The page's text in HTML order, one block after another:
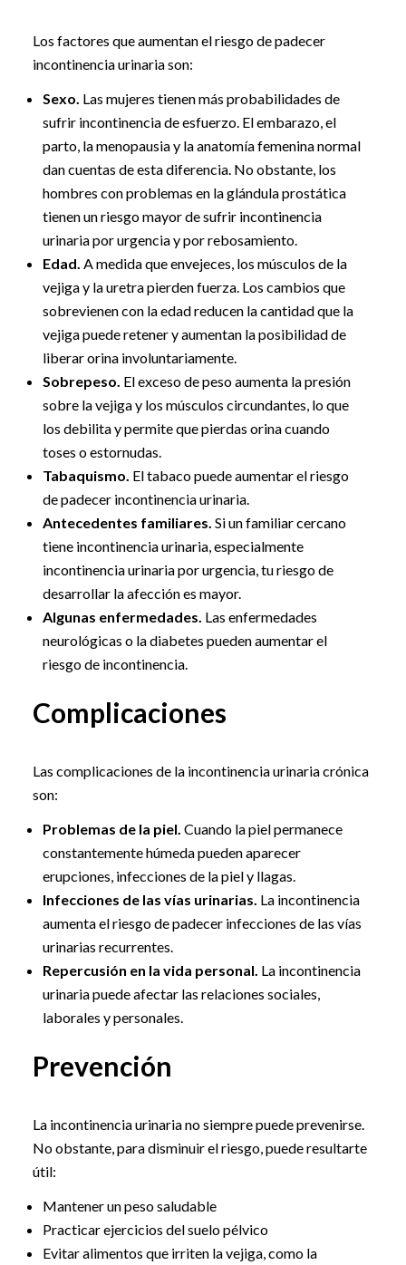
Los factores que aumentan el riesgo de padecer
incontinencia urinaria son:
Sexo. Las mujeres tienen más probabilidades de
sufrir incontinencia de esfuerzo. El embarazo, el
parto, la menopausia y la anatomía femenina normal
dan cuentas de esta diferencia. No obstante, los
hombres con problemas en la glándula prostática
tienen un riesgo mayor de sufrir incontinencia
urinaria por urgencia y por rebosamiento.
Edad. A medida que envejeces, los músculos de la
vejiga y la uretra pierden fuerza. Los cambios que
sobrevienen con la edad reducen la cantidad que la
vejiga puede retener y aumentan la posibilidad de
liberar orina involuntariamente.
Sobrepeso. El exceso de peso aumenta la presión
sobre la vejiga y los músculos circundantes, lo que
los debilita y permite que pierdas orina cuando
toses o estornudas.
Tabaquismo. El tabaco puede aumentar el riesgo
de padecer incontinencia urinaria.
Antecedentes familiares. Si un familiar cercano
tiene incontinencia urinaria, especialmente
incontinencia urinaria por urgencia, tu riesgo de
desarrollar la afección es mayor.
Algunas enfermedades. Las enfermedades
neurológicas o la diabetes pueden aumentar el
riesgo de incontinencia.
Complicaciones
Las complicaciones de la incontinencia urinaria crónica
son:
Problemas de la piel. Cuando la piel permanece
constantemente húmeda pueden aparecer
erupciones, infecciones de la piel y llagas.
Infecciones de las vías urinarias. La incontinencia
aumenta el riesgo de padecer infecciones de las vías
urinarias recurrentes.
Repercusión en la vida personal. La incontinencia
urinaria puede afectar las relaciones sociales,
laborales y personales.
Prevención
La incontinencia urinaria no siempre puede prevenirse.
No obstante, para disminuir el riesgo, puede resultarte
útil:
Mantener un peso saludable
Practicar ejercicios del suelo pélvico
Evitar alimentos que irriten la vejiga, como la